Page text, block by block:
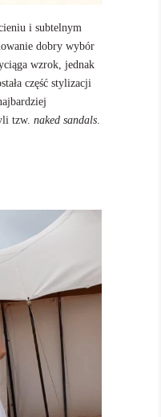
i subtelnym
dobry wybór
wzrok, jednak
część stylizacji
tzw. naked sandals